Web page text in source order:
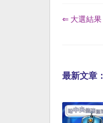
⇐ 大選結果
最新文章：